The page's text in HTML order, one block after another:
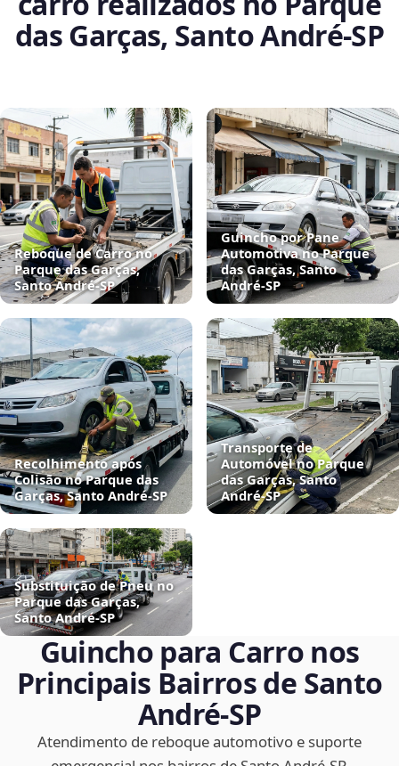
das Garças, Santo André‑SP
Reboque de Carro no
Parque das Garças,
Santo André‑SP
Guincho por Pane
Automotiva no Parque
das Garças, Santo
André‑SP
Recolhimento após
Colisão no Parque das
Garças, Santo André‑SP
Transporte de
Automóvel no Parque
das Garças, Santo
André‑SP
Substituição de Pneu no
Parque das Garças,
Santo André‑SP
Guincho para Carro nos
Principais Bairros de Santo
André‑SP
Atendimento de reboque automotivo e suporte